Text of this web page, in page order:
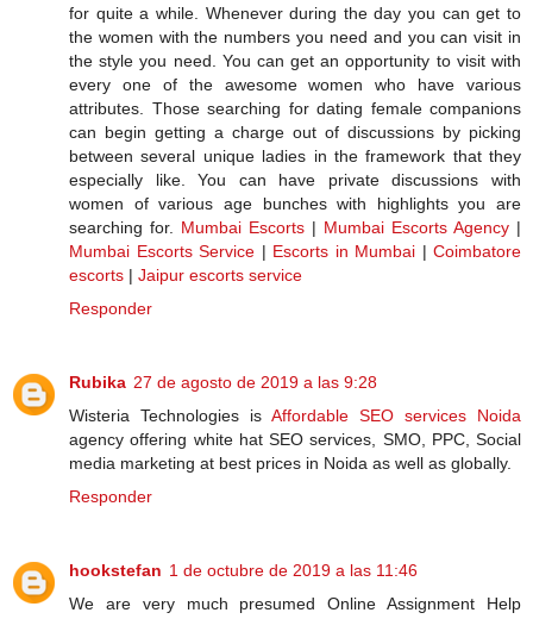
for quite a while. Whenever during the day you can get to
the women with the numbers you need and you can visit in
the style you need. You can get an opportunity to visit with
every one of the awesome women who have various
attributes. Those searching for dating female companions
can begin getting a charge out of discussions by picking
between several unique ladies in the framework that they
especially like. You can have private discussions with
women of various age bunches with highlights you are
searching for. Mumbai Escorts | Mumbai Escorts Agency |
Mumbai Escorts Service | Escorts in Mumbai | Coimbatore
escorts | Jaipur escorts service
Responder
Rubika 27 de agosto de 2019 a las 9:28
Wisteria Technologies is Affordable SEO services Noida
agency offering white hat SEO services, SMO, PPC, Social
media marketing at best prices in Noida as well as globally.
Responder
hookstefan 1 de octubre de 2019 a las 11:46
We are very much presumed Online Assignment Help